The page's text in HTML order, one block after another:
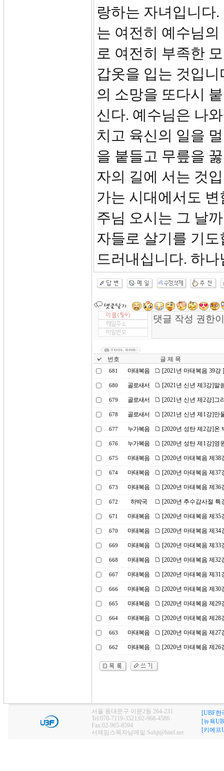
랑하는 자녀입니다
는 여전히 예수님
로 여전히 부족한
갑옷을 입는 것입
의 소망을 또다시
신다. 예수님은 나
치고 육신의 일을
을 붙들고 무릎을
자의 길에 서는 것
가는 시대에서도
주님 오시는 그 날
자들로 살기를 기
드러내십니다. 하
번호 글 제 목
681 마태복음 [2021년 마태복음 39강
680 골로새서 [2021년 신년 제3강]말
679 골로새서 [2021년 신년 제2강]그
678 골로새서 [2021년 신년 제1강]만
677 누가복음 [2020년 성탄 제2강]온
676 누가복음 [2020년 성탄 제1강]영
675 마태복음 [2020년 마태복음 제
674 마태복음 [2020년 마태복음 제
673 마태복음 [2020년 마태복음 제
672 하박국 [2020년 추수감사절
671 마태복음 [2020년 마태복음 제35
670 마태복음 [2020년 마태복음 제
669 마태복음 [2020년 마태복음 제
668 마태복음 [2020년 마태복음 제
667 마태복음 [2020년 마태복음 제
666 마태복음 [2020년 마태복음 제
665 마태복음 [2020년 마태복음 제
664 마태복음 [2020년 마태복음 제
663 마태복음 [2020년 마태복음 제27
662 마태복음 [2020년 마태복음 제
서울 동대문구 이문2동 264-231
Tel:070-7119-3521,02-968-4586
Fax:02-965-8594
서제임스목자님메일:Suhjt@hitel.net
[UBF한
[뉴욕
[키에프